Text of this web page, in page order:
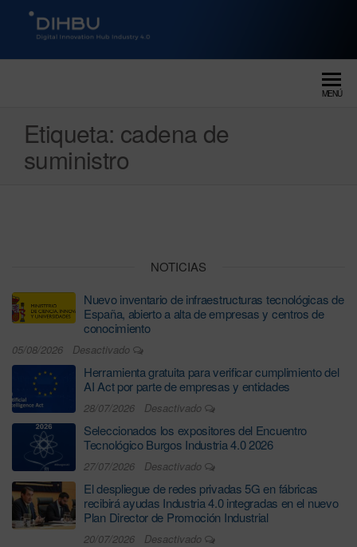
DIGITAL INNOVATION HUB
MENÚ
Etiqueta: cadena de
suministro
NOTICIAS
Nuevo inventario de infraestructuras tecnológicas de
España, abierto a alta de empresas y centros de
conocimiento
05/08/2026 Desactivado
Herramienta gratuita para verificar cumplimiento del
AI Act por parte de empresas y entidades
28/07/2026 Desactivado
Seleccionados los expositores del Encuentro
Tecnológico Burgos Industria 4.0 2026
27/07/2026 Desactivado
El despliegue de redes privadas 5G en fábricas
recibirá ayudas Industria 4.0 integradas en el nuevo
Plan Director de Promoción Industrial
20/07/2026 Desactivado